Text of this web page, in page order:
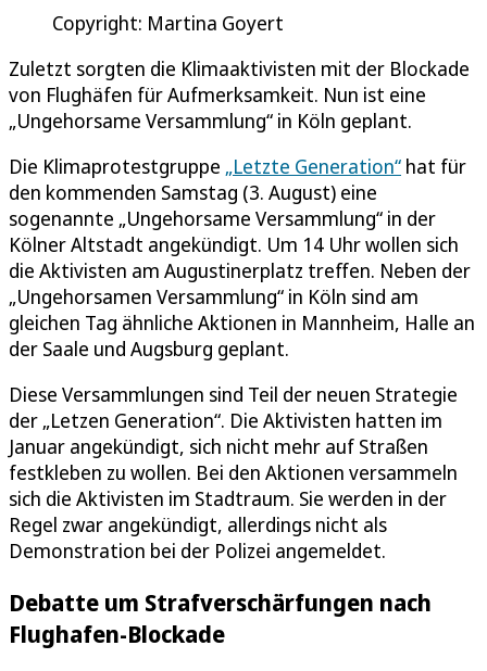
Copyright: Martina Goyert
Zuletzt sorgten die Klimaaktivisten mit der Blockade
von Flughäfen für Aufmerksamkeit. Nun ist eine
„Ungehorsame Versammlung“ in Köln geplant.
Die Klimaprotestgruppe „Letzte Generation“ hat für
den kommenden Samstag (3. August) eine
sogenannte „Ungehorsame Versammlung“ in der
Kölner Altstadt angekündigt. Um 14 Uhr wollen sich
die Aktivisten am Augustinerplatz treffen. Neben der
„Ungehorsamen Versammlung“ in Köln sind am
gleichen Tag ähnliche Aktionen in Mannheim, Halle an
der Saale und Augsburg geplant.
Diese Versammlungen sind Teil der neuen Strategie
der „Letzen Generation“. Die Aktivisten hatten im
Januar angekündigt, sich nicht mehr auf Straßen
festkleben zu wollen. Bei den Aktionen versammeln
sich die Aktivisten im Stadtraum. Sie werden in der
Regel zwar angekündigt, allerdings nicht als
Demonstration bei der Polizei angemeldet.
Debatte um Strafverschärfungen nach
Flughafen-Blockade